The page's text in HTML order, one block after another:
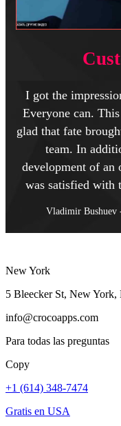
I got the
Everyone can.
glad that fate
team. In
development of an
was satisfied with
Vladimir Bushuev
New York
5 Bleecker St, New York,
info@crocoapps.com
Para todas las preguntas
Copy
+1 (614) 348-7474
Gratis en USA